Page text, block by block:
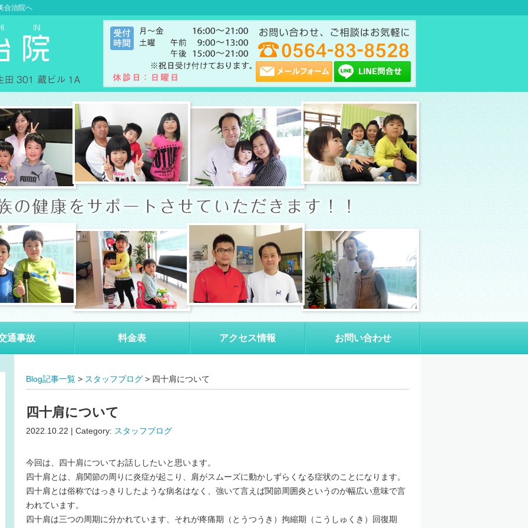
合治院へ
通事故 料金表 アクセス情報 お問い合わせ
Blog記事一覧 > スタッフブログ > 四十肩について
四十肩について
2022.10.22 | Category: スタッフブログ
今回は、四十肩についてお話ししたいと思います。
四十肩とは、肩関節の周りに炎症が起こり、肩がスムーズに動かしずらくなる症状のことになります。
四十肩とは俗称ではっきりしたような病名はなく、強いて言えば関節周囲炎というのが幅広い意味で言
われています。
四十肩は三つの周期に分かれています、それが疼痛期（とうつうき）拘縮期（こうしゅくき）回復期